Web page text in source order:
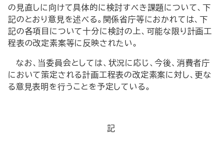
の見直しに向けて具体的に検討すべき課題について、下
記のとおり意見を述べる。関係省庁等におかれては、下
記の各項目について十分に検討の上、可能な限り計画工
程表の改定素案等に反映されたい。
なお、当委員会としては、状況に応じ、今後、消費者庁
において策定される計画工程表の改定素案に対し、更な
る意見表明を行うことを予定している。
記